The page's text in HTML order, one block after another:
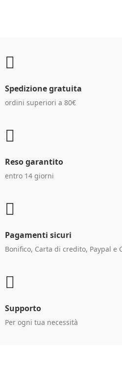
Spedizione gratuita
ordini superiori a 80€
Reso garantito
entro 14 giorni
Pagamenti sicuri
Bonifico, Carta di credito, Paypal e
Supporto
Per ogni tua necessità